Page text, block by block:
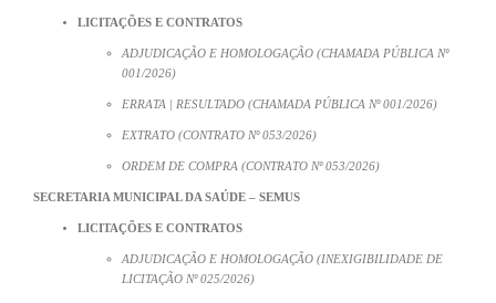
LICITAÇÕES E CONTRATOS
ADJUDICAÇÃO E HOMOLOGAÇÃO (CHAMADA PÚBLICA Nº
001/2026)
ERRATA | RESULTADO (CHAMADA PÚBLICA Nº 001/2026)
EXTRATO (CONTRATO Nº 053/2026)
ORDEM DE COMPRA (CONTRATO Nº 053/2026)
SECRETARIA MUNICIPAL DA SAÚDE – SEMUS
LICITAÇÕES E CONTRATOS
ADJUDICAÇÃO E HOMOLOGAÇÃO (INEXIGIBILIDADE DE
LICITAÇÃO Nº 025/2026)